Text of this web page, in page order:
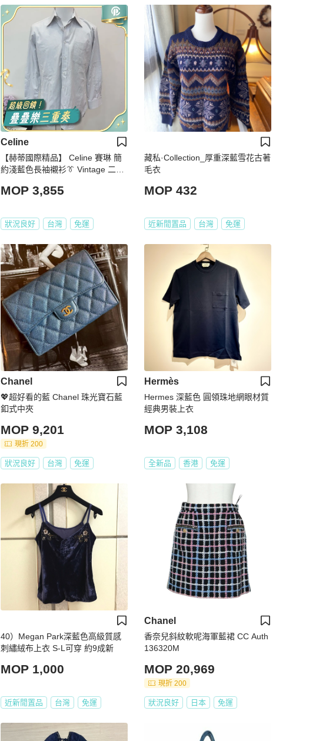
Celine
【赫蒂國際精品】 Celine 賽琳 簡
約淺藍色長袖襯衫👔 Vintage 二手
MOP 3,855
狀況良好 台灣 免運
藏私·Collection_厚重深藍雪花古著
毛衣
MOP 432
近新閒置品 台灣 免運
Chanel
💖超好看的藍 Chanel 珠光寶石藍
釦式中夾
MOP 9,201
現折 200
狀況良好 台灣 免運
Hermès
Hermes 深藍色 圓領珠地網眼材質
經典男裝上衣
MOP 3,108
全新品 香港 免運
40）Megan Park深藍色高級質感
刺繡絨布上衣 S-L可穿 約9成新
MOP 1,000
近新閒置品 台灣 免運
Chanel
香奈兒斜紋軟呢海軍藍裙 CC Auth
136320M
MOP 20,969
現折 200
狀況良好 日本 免運